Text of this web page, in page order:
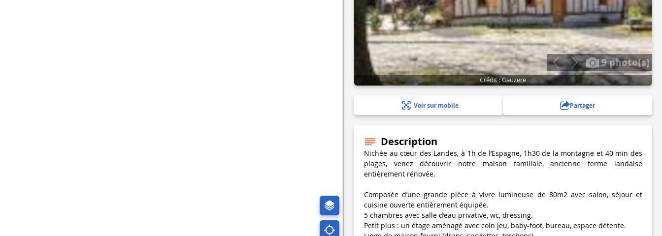
9 photo(s)
Crédit : Gauzere
Voir sur mobile Partager
Description
Nichée au cœur des Landes, à 1h de l’Espagne, 1h30 de la montagne et 40 min des
plages, venez découvrir notre maison familiale, ancienne ferme landaise
entièrement rénovée.
Composée d’une grande pièce à vivre lumineuse de 80m2 avec salon, séjour et
cuisine ouverte entièrement équipée.
5 chambres avec salle d’eau privative, wc, dressing.
Petit plus : un étage aménagé avec coin jeu, baby-foot, bureau, espace détente.